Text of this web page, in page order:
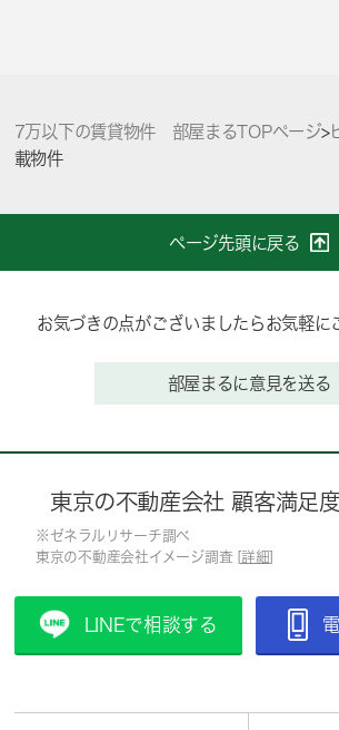
7万以下の賃貸物件 部屋まるTOPページ>
載物件
ページ先頭に戻る
お気づきの点がございましたらお気軽に
部屋まるに意見を送る
東京の不動産会社 顧客満足
※ゼネラルリサーチ調べ
東京の不動産会社イメージ調査 [ 詳細
LINEで相談する